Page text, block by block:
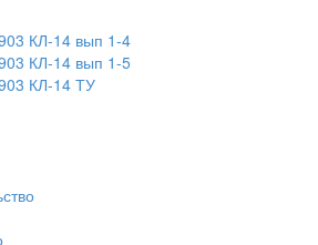
КЛ-14 вып 1-4
КЛ-14 вып 1-5
КЛ-14 ТУ